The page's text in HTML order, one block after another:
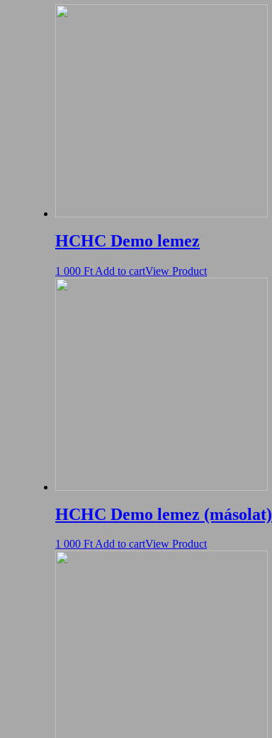
HCHC Demo lemez
1 000 Ft Add to cartView Product
HCHC Demo lemez (másolat)
1 000 FtAdd to cartView Product